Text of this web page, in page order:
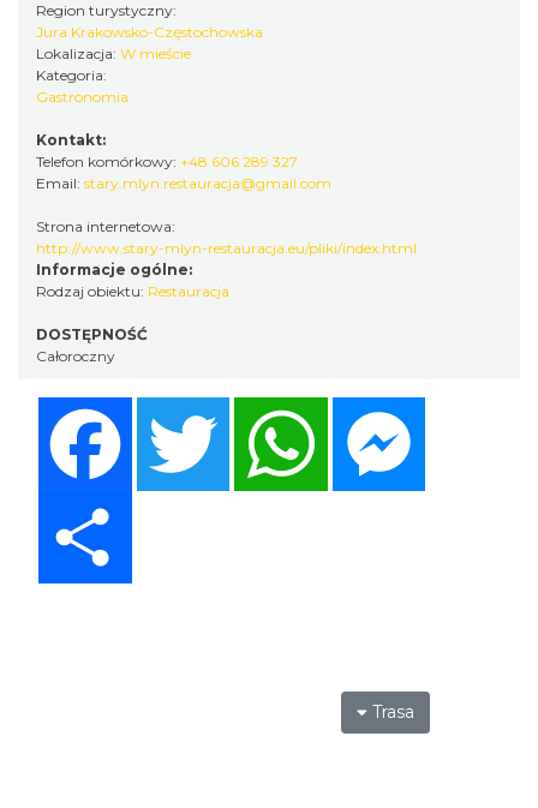
Region turystyczny:
Jura Krakowsko-Częstochowska
Lokalizacja: W mieście
Kategoria:
Gastronomia
Kontakt:
Telefon komórkowy: +48 606 289 327
Email: stary.mlyn.restauracja@gmail.com
Strona internetowa:
http://www.stary-mlyn-restauracja.eu/pliki/index.html
Informacje ogólne:
Rodzaj obiektu: Restauracja
DOSTĘPNOŚĆ
Całoroczny
Twitter WhatsApp
Trasa